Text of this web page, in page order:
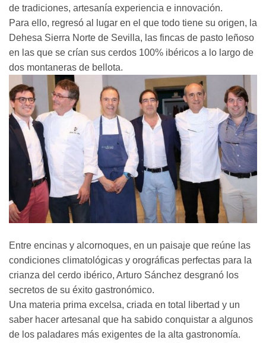
de tradiciones, artesanía experiencia e innovación.
Para ello, regresó al lugar en el que todo tiene su origen, la
Dehesa Sierra Norte de Sevilla, las fincas de pasto leñoso
en las que se crían sus cerdos 100% ibéricos a lo largo de
dos montaneras de bellota.
Entre encinas y alcornoques, en un paisaje que reúne las
condiciones climatológicas y orográficas perfectas para la
crianza del cerdo ibérico, Arturo Sánchez desgranó los
secretos de su éxito gastronómico.
Una materia prima excelsa, criada en total libertad y un
saber hacer artesanal que ha sabido conquistar a algunos
de los paladares más exigentes de la alta gastronomía.